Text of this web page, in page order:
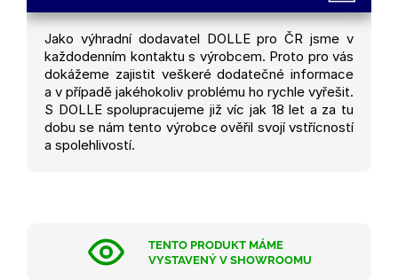
Jako výhradní dodavatel DOLLE pro ČR jsme v
každodenním kontaktu s výrobcem. Proto pro vás
dokážeme zajistit veškeré dodatečné informace
a v případě jakéhokoliv problému ho rychle vyřešit.
S DOLLE spolupracujeme již víc jak 18 let a za tu
dobu se nám tento výrobce ověřil svojí vstřícností
a spolehlivostí.
TENTO PRODUKT MÁME
VYSTAVENÝ V SHOWROOMU